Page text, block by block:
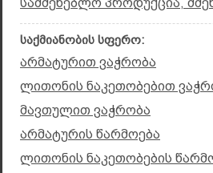
საქმიანობის სფერო:
არმატურით ვაჭრობა
ლითონის ნაკეთობებით
მავთულით ვაჭრობა
არმატურის წარმოება
ლითონის ნაკეთობების